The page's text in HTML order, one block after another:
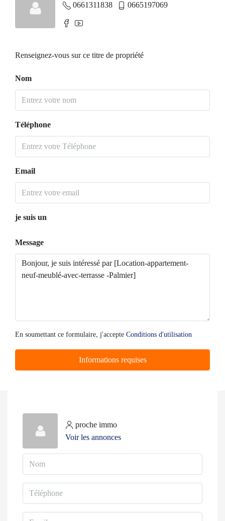
0661311838
0665197069
Renseignez-vous sur ce titre de propriété
Nom
Téléphone
Email
je suis un
Message
En soumettant ce formulaire, j'accepte Conditions d'utilisation
Informations requises
proche immo
Voir les annonces